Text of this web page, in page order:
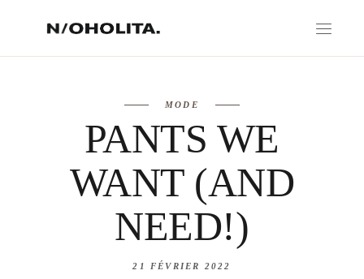
MODE
PANTS WE
WANT (AND
NEED!)
21 FÉVRIER 2022